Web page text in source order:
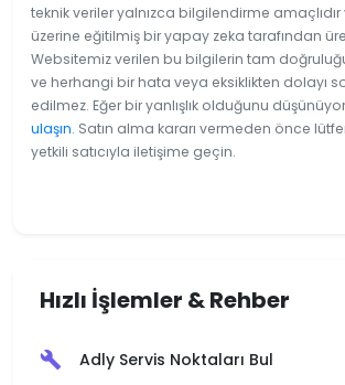
teknik veriler yalnızca bilgilendirme
üzerine eğitilmiş bir yapay zeka tarafından
Websitemiz verilen bu bilgilerin tam
ve herhangi bir hata veya eksiklikten dolayı
edilmez. Eğer bir yanlışlık olduğunu
ulaşın. Satın alma kararı vermeden önce
yetkili satıcıyla iletişime geçin.
Hızlı İşlemler & Rehber
build Adly Servis Noktaları Bul